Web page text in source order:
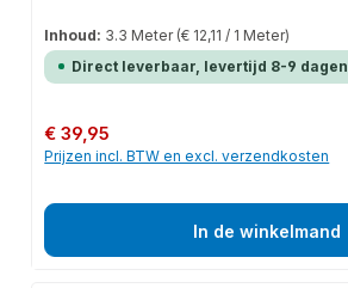
Inhoud: 3.3 Meter (€ 12,11 / 1 Meter)
Direct leverbaar, levertijd 8-9 dagen
Normale prijs:
€ 39,95
Prijzen incl. BTW en excl. verzendkosten
In de winkelmand